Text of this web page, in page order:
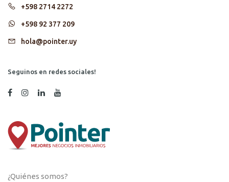
+598 2714 2272
+598 92 377 209
hola@pointer.uy
Seguinos en redes sociales!
¿Quiénes somos?